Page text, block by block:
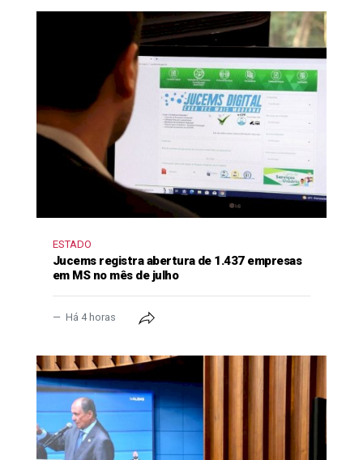
ESTADO
Jucems registra abertura de 1.437 empresas
em MS no mês de julho
Há 4 horas